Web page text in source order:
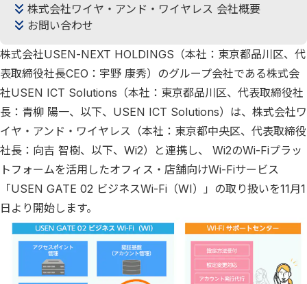
株式会社ワイヤ・アンド・ワイヤレス 会社概要
お問い合わせ
株式会社USEN-NEXT HOLDINGS（本社：東京都品川区、代
表取締役社長CEO：宇野 康秀）のグループ会社である株式会
社USEN ICT Solutions（本社：東京都品川区、代表取締役社
長：青柳 陽一、以下、USEN ICT Solutions）は、株式会社ワ
イヤ・アンド・ワイヤレス（本社：東京都中央区、代表取締役
社長：向吉 智樹、以下、Wi2）と連携し、 Wi2のWi-Fiプラッ
トフォームを活用したオフィス・店舗向けWi-Fiサービス
「USEN GATE 02 ビジネスWi-Fi（WI）」の取り扱いを11月1
日より開始します。